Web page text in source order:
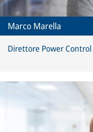
Marco Marella
Direttore Power Control